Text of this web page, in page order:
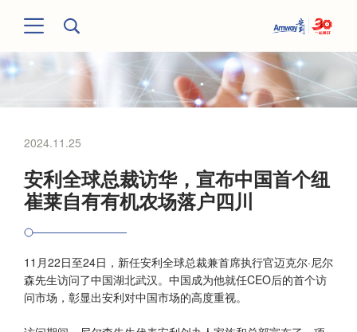
2024.11.25
安利全球总裁访华，宣布中国首个纽
崔莱自有有机农场落户四川
11月22日至24日，新任安利全球总裁兼首席执行官迈克尔·尼尔
森先生访问了中国湖北武汉。中国成为他就任CEO后的首个访
问市场，彰显出安利对中国市场的高度重视。